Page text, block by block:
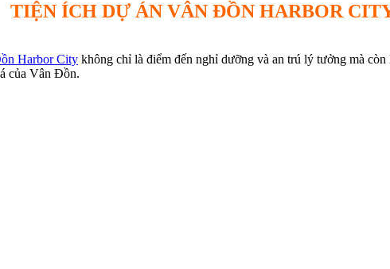
TIỆN ÍCH DỰ ÁN VÂN ĐỒN HARBOR
Harbor City không chỉ là điểm đến nghỉ dưỡng và an trú lý tưởng mà
của Vân Đồn.